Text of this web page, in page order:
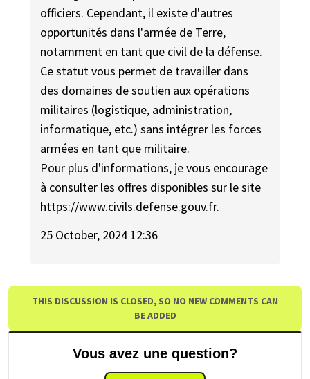
officiers. Cependant, il existe d'autres
opportunités dans l'armée de Terre,
notamment en tant que civil de la défense.
Ce statut vous permet de travailler dans
des domaines de soutien aux opérations
militaires (logistique, administration,
informatique, etc.) sans intégrer les forces
armées en tant que militaire.
Pour plus d'informations, je vous encourage
à consulter les offres disponibles sur le site
https://www.civils.defense.gouv.fr.
25 October, 2024 12:36
THIS DISCUSSION IS CLOSED, SO NO NEW COMMENTS CAN
BE ADDED
Vous avez une question?